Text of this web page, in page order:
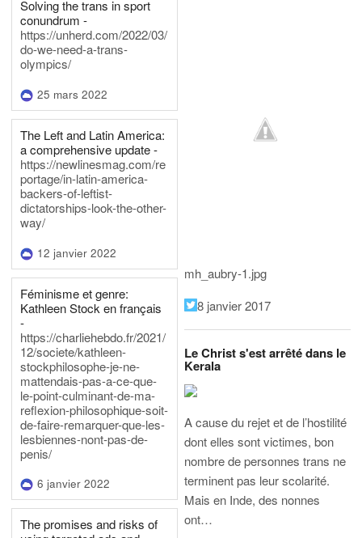
Solving the trans in sport
conundrum -
https://unherd.com/2022/03/
do-we-need-a-trans-
olympics/
25 mars 2022
The Left and Latin America:
a comprehensive update -
https://newlinesmag.com/re
portage/in-latin-america-
backers-of-leftist-
dictatorships-look-the-other-
way/
12 janvier 2022
Féminisme et genre:
Kathleen Stock en français
-
https://charliehebdo.fr/2021/
12/societe/kathleen-
stockphilosophe-je-ne-
mattendais-pas-a-ce-que-
le-point-culminant-de-ma-
reflexion-philosophique-soit-
de-faire-remarquer-que-les-
lesbiennes-nont-pas-de-
penis/
6 janvier 2022
The promises and risks of
mh_aubry-1.jpg
8 janvier 2017
Le Christ s'est arrêté dans le
Kerala
A cause du rejet et de l’hostilité
dont elles sont victimes, bon
nombre de personnes trans ne
terminent pas leur scolarité.
Mais en Inde, des nonnes
ont…